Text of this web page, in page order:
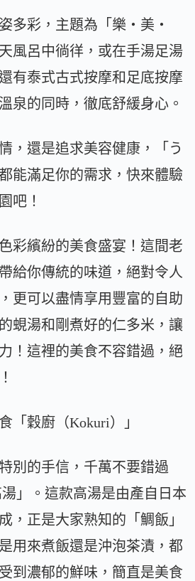
多彩，主題為「樂・美・
風呂中徜徉，或在手湯足湯
有泰式古式按摩和足底按摩
泉的同時，徹底舒緩身心。
，還是追求美容健康，「う
能滿足你的需求，快來體驗
吧！
彩繽紛的美食盛宴！這間老
給你傳統的味道，絕對令人
更可以盡情享用豐富的自助
蜆湯和剛煮好的仁多米，讓
！這裡的美食不容錯過，絕
「穀廚（Kokuri）」
別的手信，千萬不要錯過
湯」。這款高湯是由產自日本
，正是大家熟知的「鯛飯」
用來煮飯還是沖泡茶漬，都
到濃郁的鮮味，簡直是美食